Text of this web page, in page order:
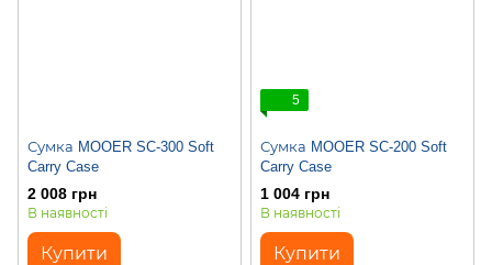
Сумка MOOER SC-300 Soft
Carry Case
2 008 грн
В наявності
Купити
5
Сумка MOOER SC-200 Soft
Carry Case
1 004 грн
В наявності
Купити